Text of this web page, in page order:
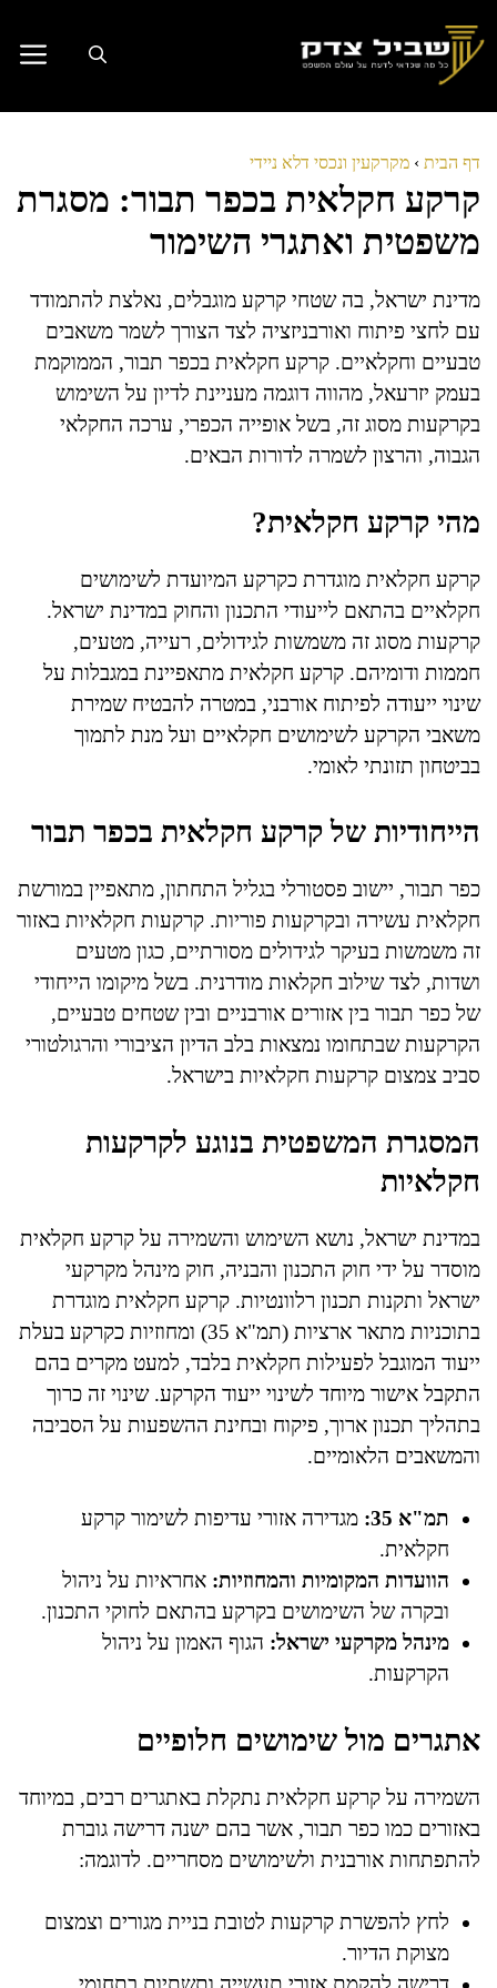
לתוכן
דף הבית › מקרקעין ונכסי דלא ניידי
קרקע חקלאית בכפר תבור: מסגרת
משפטית ואתגרי השימור
מדינת ישראל, בה שטחי קרקע מוגבלים, נאלצת להתמודד
עם לחצי פיתוח ואורבניזציה לצד הצורך לשמר משאבים
טבעיים וחקלאיים. קרקע חקלאית בכפר תבור, הממוקמת
בעמק יזרעאל, מהווה דוגמה מעניינת לדיון על השימוש
בקרקעות מסוג זה, בשל אופייה הכפרי, ערכה החקלאי
הגבוה, והרצון לשמרה לדורות הבאים.
מהי קרקע חקלאית?
קרקע חקלאית מוגדרת כקרקע המיועדת לשימושים
חקלאיים בהתאם לייעודי התכנון והחוק במדינת ישראל.
קרקעות מסוג זה משמשות לגידולים, רעייה, מטעים,
חממות ודומיהם. קרקע חקלאית מתאפיינת במגבלות על
שינוי ייעודה לפיתוח אורבני, במטרה להבטיח שמירת
משאבי הקרקע לשימושים חקלאיים ועל מנת לתמוך
בביטחון תזונתי לאומי.
הייחודיות של קרקע חקלאית בכפר תבור
כפר תבור, יישוב פסטורלי בגליל התחתון, מתאפיין במורשת
חקלאית עשירה ובקרקעות פוריות. קרקעות חקלאיות באזור
זה משמשות בעיקר לגידולים מסורתיים, כגון מטעים
ושדות, לצד שילוב חקלאות מודרנית. בשל מיקומו הייחודי
של כפר תבור בין אזורים אורבניים ובין שטחים טבעיים,
הקרקעות שבתחומו נמצאות בלב הדיון הציבורי והרגולטורי
סביב צמצום קרקעות חקלאיות בישראל.
המסגרת המשפטית בנוגע לקרקעות
חקלאיות
במדינת ישראל, נושא השימוש והשמירה על קרקע חקלאית
מוסדר על ידי חוק התכנון והבניה, חוק מינהל מקרקעי
ישראל ותקנות תכנון רלוונטיות. קרקע חקלאית מוגדרת
בתוכניות מתאר ארציות (תמ"א 35) ומחוזיות כקרקע בעלת
ייעוד המוגבל לפעילות חקלאית בלבד, למעט מקרים בהם
התקבל אישור מיוחד לשינוי ייעוד הקרקע. שינוי זה כרוך
בתהליך תכנון ארוך, פיקוח ובחינת ההשפעות על הסביבה
והמשאבים הלאומיים.
תמ"א 35:
מגדירה אזורי עדיפות לשימור קרקע
חקלאית.
הוועדות המקומיות והמחוזיות: אחראיות על ניהול
ובקרה של השימושים בקרקע בהתאם לחוקי התכנון.
מינהל מקרקעי ישראל: הגוף האמון על ניהול
הקרקעות.
אתגרים מול שימושים חלופיים
השמירה על קרקע חקלאית נתקלת באתגרים רבים, במיוחד
באזורים כמו כפר תבור, אשר בהם ישנה דרישה גוברת
להתפתחות אורבנית ולשימושים מסחריים. לדוגמה:
לחץ להפשרת קרקעות לטובת בניית מגורים וצמצום
מצוקת הדיור.